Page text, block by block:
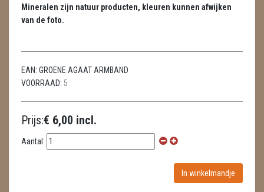
METEORIETEN
RUWE STENEN
SELENIET
SPECIALE STUKKEN
Mineralen zijn natuur producten, kleuren kunnen afwijken
van de foto.
EAN: GROENE AGAAT ARMBAND
VOORRAAD: 5
Prijs:€ 6,00 incl.
Aantal: